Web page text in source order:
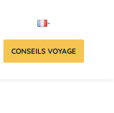
CONSEILS VOYAGE